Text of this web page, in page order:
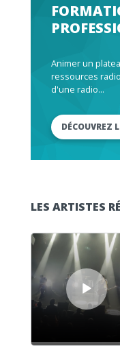
Animer un
ressources
d'une radio...
DÉCOUVREZ
LES ARTISTES
Lecteur audio